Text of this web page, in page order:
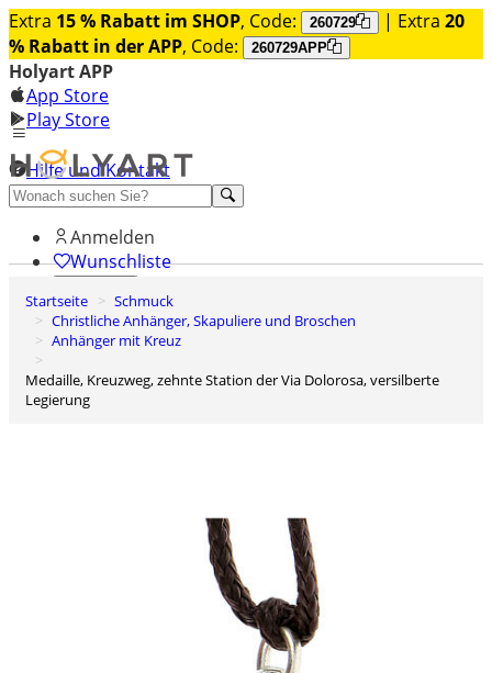
Extra 15 % Rabatt im SHOP, Code: 260729 | Extra 20
% Rabatt in der APP, Code: 260729APP
Holyart APP
App Store
Play Store
Hilfe und Kontakt
Entdecken Sie Premium
Anmelden
Wunschliste
0
Warenkorb
Startseite
Schmuck
Christliche Anhänger, Skapuliere und Broschen
Anhänger mit Kreuz
Medaille, Kreuzweg, zehnte Station der Via Dolorosa, versilberte
Legierung